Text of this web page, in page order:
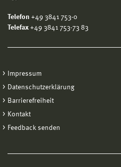
Telefon +49 3841 753-0
Telefax +49 3841 753-73 83
Impressum
Datenschutzerklärung
Barrierefreiheit
Kontakt
Feedback senden